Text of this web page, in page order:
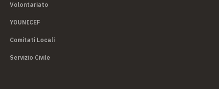
Volontariato
YOUNICEF
Comitati Locali
Servizio Civile